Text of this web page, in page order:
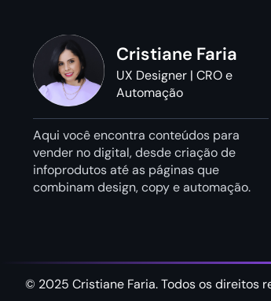
Cristiane Faria
UX Designer | CRO e
Automação
Aqui você encontra conteúdos para
vender no digital, desde criação de
infoprodutos até as páginas que
combinam design, copy e automação.
© 2025 Cristiane Faria. Todos os direitos